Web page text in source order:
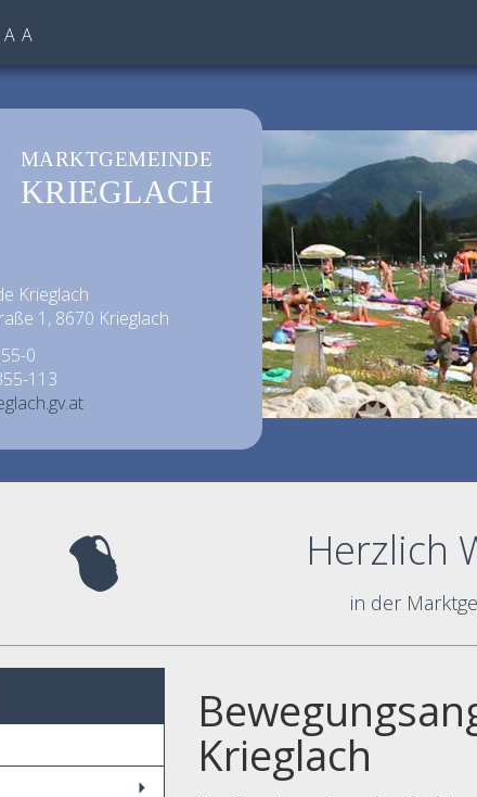
A A
MARKTGEMEINDE
KRIEGLACH
Krieglach
1, 8670 Krieglach
0
113
Herzlich
in der
Krieglach